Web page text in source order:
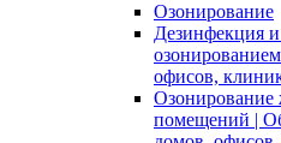
Озонирование
Дезинфекция и
офисов,
Озонирование
помещений |